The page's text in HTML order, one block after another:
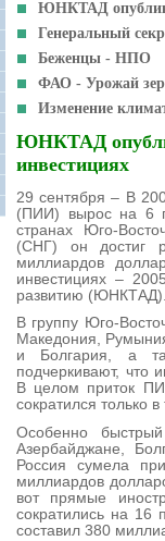
ЮНКТАД
Генеральный
Беженцы - НПО
ФАО - Урожай
Изменение
ЮНКТАД
инвестициях
29 сентября – В
(ПИИ) вырос на 6
странах Юго-
(СНГ) он достиг
миллиардов
инвестициях –
развитию
В группу Юго-
Македония,
и Болгария, а
подчеркивают, что
В целом приток
сократился только в
Особенно
Азербайджане,
Россия сумела
миллиардов
вот прямые
сократились на 16
составил 380